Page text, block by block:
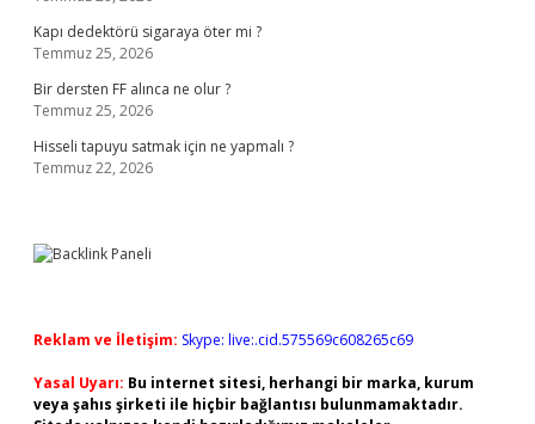
Kapı dedektörü sigaraya öter mi ?
Temmuz 25, 2026
Bir dersten FF alınca ne olur ?
Temmuz 25, 2026
Hisseli tapuyu satmak için ne yapmalı ?
Temmuz 22, 2026
Reklam ve İletişim: Skype: live:.cid.575569c608265c69
Yasal Uyarı: Bu internet sitesi, herhangi bir marka, kurum
veya şahıs şirketi ile hiçbir bağlantısı bulunmamaktadır.